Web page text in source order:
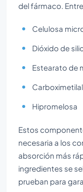
del fármaco.
Celulosa
Dióxido de
Estearato de
Hipromelosa
Estos
necesaria a los
absorción más
ingredientes se
prueban para